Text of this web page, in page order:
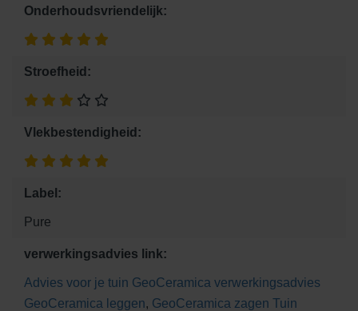
Onderhoudsvriendelijk:
Stroefheid:
Vlekbestendigheid:
Label:
Pure
verwerkingsadvies link:
Advies voor je tuin GeoCeramica verwerkingsadvies
GeoCeramica leggen, GeoCeramica zagen Tuin